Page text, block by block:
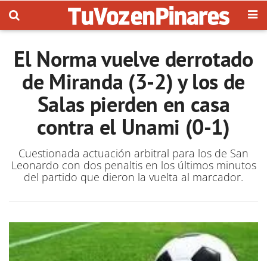
El Norma vuelve derrotado
de Miranda (3-2) y los de
Salas pierden en casa
contra el Unami (0-1)
Cuestionada actuación arbitral para los de San
Leonardo con dos penaltis en los últimos minutos
del partido que dieron la vuelta al marcador.